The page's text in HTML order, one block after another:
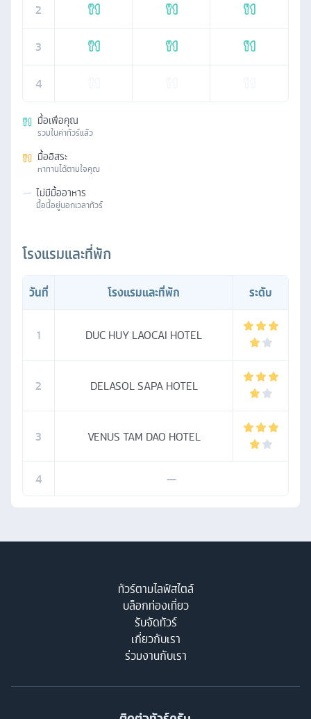
2
3
4
มื้อเพื่อคุณ
รวมในค่าทัวร์แล้ว
มื้ออิสระ
หาทานได้ตามใจคุณ
— ไม่มีมื้ออาหาร
มื้อนี้อยู่นอกเวลาทัวร์
โรงแรมและที่พัก
วันที่ โรงแรมและที่พัก ระดับ
1 DUC HUY LAOCAI HOTEL
2 DELASOL SAPA HOTEL
3 VENUS TAM DAO HOTEL
4 —
ทัวร์ตามไลฟ์สไตล์
บล็อกท่องเที่ยว
รับจัดทัวร์
เกี่ยวกับเรา
ร่วมงานกับเรา